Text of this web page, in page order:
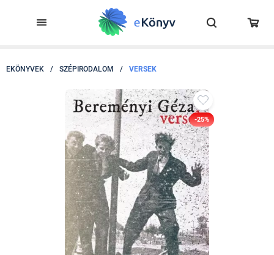
EKÖNYVEK / SZÉPIRODALOM / VERSEK
-25%